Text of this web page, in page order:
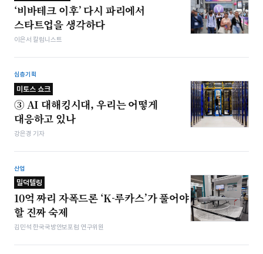
‘비바테크 이후’ 다시 파리에서
스타트업을 생각하다
이은서 칼럼니스트
심층기획
미토스 쇼크
③ AI 대해킹시대, 우리는 어떻게
대응하고 있나
강은경 기자
산업
밀덕텔링
10억 짜리 자폭드론 ‘K-루카스’가 풀어야
할 진짜 숙제
김민석 한국국방안보포럼 연구위원